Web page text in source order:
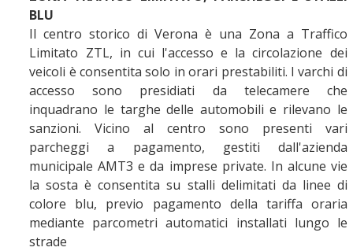
BLU
Il centro storico di Verona è una Zona a Traffico
Limitato ZTL, in cui l'accesso e la circolazione dei
veicoli è consentita solo in orari prestabiliti. I varchi di
accesso sono presidiati da telecamere che
inquadrano le targhe delle automobili e rilevano le
sanzioni. Vicino al centro sono presenti vari
parcheggi a pagamento, gestiti dall'azienda
municipale AMT3 e da imprese private. In alcune vie
la sosta è consentita su stalli delimitati da linee di
colore blu, previo pagamento della tariffa oraria
mediante parcometri automatici installati lungo le
strade